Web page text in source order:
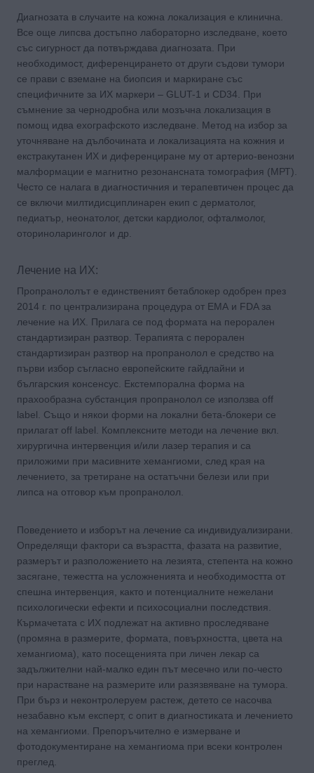
Диагнозата в случаите на кожна локализация е клинична.
Все още липсва достъпно лабораторно изследване, което
със сигурност да потвърждава диагнозата. При
необходимост, диференцирането от други съдови тумори
се прави с вземане на биопсия и маркиране със
специфичните за ИХ маркери – GLUT-1 и CD34. При
съмнение за чернодробна или мозъчна локализация в
помощ идва ехографското изследване. Метод на избор за
уточняване на дълбочината и локализацията на кожния и
екстракутанен ИХ и диференциране му от артерио-венозни
малформации е магнитно резонансната томография (МРТ).
Често се налага в диагностичния и терапевтичен процес да
се включи милтидисциплинарен екип с дерматолог,
педиатър, неонатолог, детски кардиолог, офталмолог,
оториноларинголог и др.
Лечение на ИХ:
Пропранололът е единственият бетаблокер одобрен през
2014 г. по централизирана процедура от ЕМА и FDA за
лечение на ИХ. Прилага се под формата на перорален
стандартизиран разтвор. Терапията с перорален
стандартизиран разтвор на пропранолол е средство на
първи избор съгласно европейските гайдлайни и
българския консенсус. Екстемпорална форма на
прахообразна субстанция пропранолол се използва off
label. Също и някои форми на локални бета-блокери се
прилагат off label. Комплексните методи на лечение вкл.
хирургична интервенция и/или лазер терапия и са
приложими при масивните хемангиоми, след края на
лечението, за третиране на остатъчни белези или при
липса на отговор към пропранолол.
Поведението и изборът на лечение са индивидуализирани.
Определящи фактори са възрастта, фазата на развитие,
размерът и разположението на лезията, степента на кожно
засягане, тежестта на усложненията и необходимостта от
спешна интервенция, както и потенциалните нежелани
психологически ефекти и психосоциални последствия.
Кърмачетата с ИХ подлежат на активно проследяване
(промяна в размерите, формата, повърхността, цвета на
хемангиома), като посещенията при личен лекар са
задължителни най-малко един път месечно или по-често
при нарастване на размерите или разязвяване на тумора.
При бърз и неконтролеруем растеж, детето се насочва
незабавно към експерт, с опит в диагностиката и лечението
на хемангиоми. Препоръчително е измерване и
фотодокументиране на хемангиома при всеки контролен
преглед.